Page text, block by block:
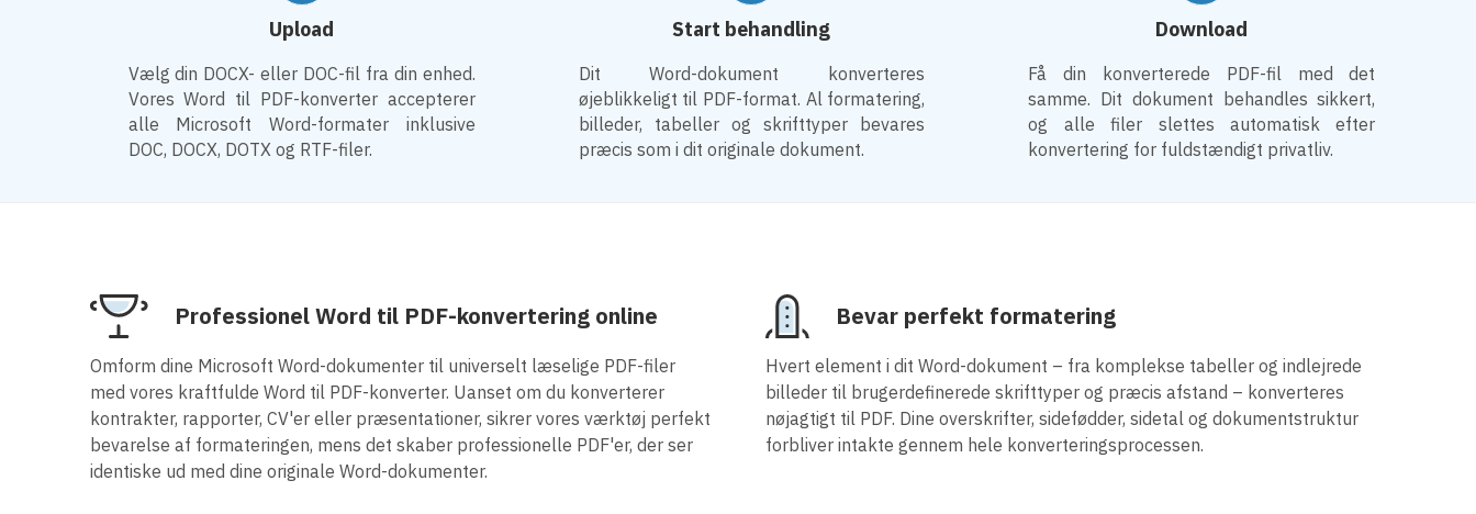
Upload
Vælg din DOCX- eller DOC-fil fra din enhed.
Vores Word til PDF-konverter accepterer
alle Microsoft Word-formater inklusive
DOC, DOCX, DOTX og RTF-filer.
Start behandling
Dit Word-dokument konverteres
øjeblikkeligt til PDF-format. Al formatering,
billeder, tabeller og skrifttyper bevares
præcis som i dit originale dokument.
Download
Få din konverterede PDF-fil med det
samme. Dit dokument behandles sikkert,
og alle filer slettes automatisk efter
konvertering for fuldstændigt privatliv.
Professionel Word til PDF-konvertering online
Omform dine Microsoft Word-dokumenter til universelt læselige PDF-filer
med vores kraftfulde Word til PDF-konverter. Uanset om du konverterer
kontrakter, rapporter, CV'er eller præsentationer, sikrer vores værktøj perfekt
bevarelse af formateringen, mens det skaber professionelle PDF'er, der ser
identiske ud med dine originale Word-dokumenter.
Bevar perfekt formatering
Hvert element i dit Word-dokument – fra komplekse tabeller og indlejrede
billeder til brugerdefinerede skrifttyper og præcis afstand – konverteres
nøjagtigt til PDF. Dine overskrifter, sidefødder, sidetal og dokumentstruktur
forbliver intakte gennem hele konverteringsprocessen.